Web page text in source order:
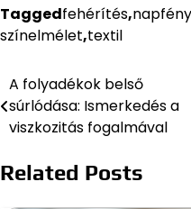
Taggedfehérítés,napfény
színelmélet,textil
Bejegyzés
navigáció
A folyadékok belső
súrlódása: Ismerkedés a
viszkozitás fogalmával
Related Posts